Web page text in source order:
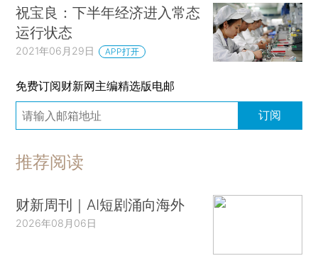
祝宝良：下半年经济进入常态
运行状态
2021年06月29日 APP打开
免费订阅财新网主编精选版电邮
订阅
推荐阅读
财新周刊｜AI短剧涌向海外
2026年08月06日